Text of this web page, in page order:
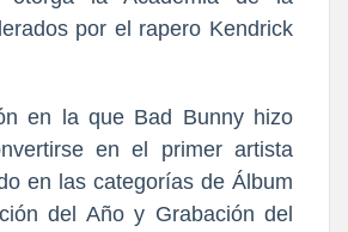
por el rapero Kendrick
en la que Bad Bunny hizo
en el primer artista
en las categorías de Álbum
del Año y Grabación del